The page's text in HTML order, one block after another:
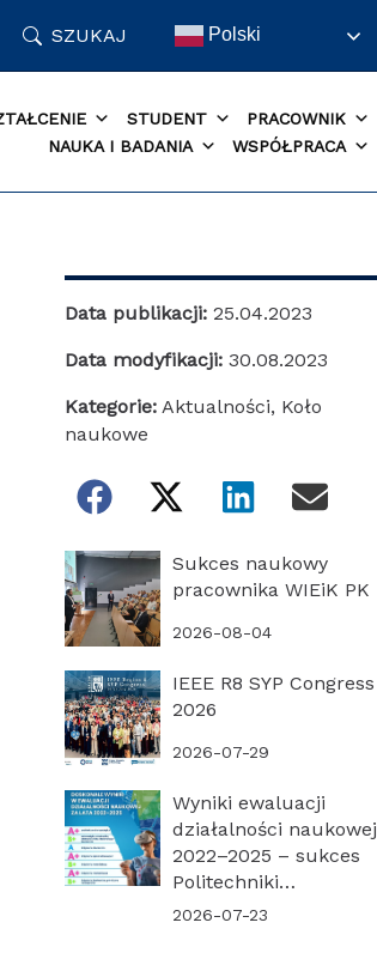
SZUKAJ Polski
STUDENT
PRACOWNIK
NAUKA I BADANIA
WSPÓŁPRACA
Data publikacji: 25.04.2023
Data modyfikacji: 30.08.2023
Kategorie: Aktualności, Koło
naukowe
Sukces naukowy
pracownika WIEiK PK
2026-08-04
IEEE R8 SYP Congress
2026
2026-07-29
Wyniki ewaluacji
działalności naukowej
2022–2025 – sukces
Politechniki
Krakowskiej i naszego
2026-07-23